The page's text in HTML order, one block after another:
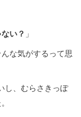
い？ 」
な気がするって思
し、むらさきっぽ